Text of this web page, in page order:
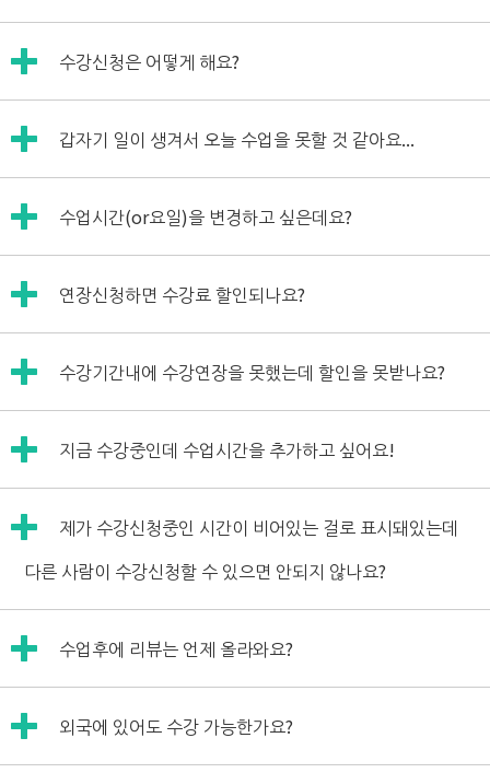
*신규 첫 후기 쿠폰 : 3,000원
신규강사님에게 처음으로 수강 후기를 작성해주신 고객님에
게 지급되는 쿠폰입니다.
*계절성 이벤트 쿠폰 : 미정
공휴일, 명절 등 비정기적으로 지급되는 쿠폰입니다.
쿠폰 금액에 대한 자세한 내용은 마이페이지 "수강후기" 메
해 증명서 단독으로만 나온 사진을 첨부해서 같이 보내주세
니 얼굴사진 찍으실 때는 꼭 마스크를 벗고 찍어주세요^^
사진 편집이 끝나면 웹사이트에 업로드 하기전에 고객님께 확
인 요청 드릴 예정이며 쿠폰은 사진이 업로드된 시점에 지급
됩니다.
윌메이트 증명서(영수증, 출석증, 수강확인증)는 PC로 마이
페이지 접속하셔서
오른쪽 상단의 "내정보" -> "계정관리" -> "수강이력"에 보
시면 출력하실 수 있습니다.
소속하신 회사에서 교육지원금을 받으시는 회원님들께서는
대부분 출석증과 카드영수증(카드사 사이트에서 출력)을 제
출해서 지원받고 계십니다.
수강신청은 어떻게 해요?
수강신청은 마이페이지 "수강신청" 메뉴에서 하실 수 있습니
다.
갑자기 일이 생겨서 오늘 수업을 못할 것 같아요...
수업을 못 받을 때는 보강요청하시면 다른 날에 보강을 받으
실 수 있습니다.
보강요청하는 법
1. 마이페이지-캘린더에서 수업날짜를 클릭한 후 보강요청
2. 강사님께 직접 말씀드려 보강요청
있습니다.
수업시간(or요일)을 변경하고 싶은데요?
윌메이트에서는 신청하신 수업시간을 언제든지 횟수 제한 없
이 변경하실 수 있습니다.
“마이페이지-각종변경요청-수업시간변경요청”을 통해 요청
해주시면 됩니다.
습니다.
"밤 9시"일 경우에는 "21시"라고 표기합니다.
시에 수강신청하시는 일이 없도록 각별히 유의해
주시기 바랍니다.
연장신청하면 수강료 할인되나요?
네, 할인됩니다.
수강연장신청은 마이페이지에 수강리뷰 옆있는 초록색 "연장
신청하기"버튼을 통해 진행하실 수 있습니다.
수강기간내(보강미포함)에만 해당 버튼이 활성화 되오니,
연장할인을 받길 원하실 경우에는 반드시 기간내에 연장신청
해주세요.
수강기간내에 수강연장을 못했는데 할인을 못받나요?
수강기간내(보강미포함)에 수강연장하시면 정규할인율(4
주:3% / 8주:4% / 12주:5%)이 적용되는데요,
수강기간이 이미 지났기 때문에 "연장하기" 버튼이 사라져서
연장신청하실 수 없을 경우에는,
정규할인율 적용은 안 되시고,
4주 연장시 1%,
마이페이지 수강신청 메뉴를 통해 연장하고자 하는 강사님의
드리도록 하겠습니다.
지금 수강중인데 수업시간을 추가하고 싶어요!
수업시간 늘리고 싶으시면 추가로 수강신청해주시면 되겠습
니다.
수업시작일 조정은 결제후에 마이페이지 각종변경요청 메뉴
를 선택해서 신청해주시면 되겠습니다.
제가 수강신청중인 시간이 비어있는 걸로 표시돼있는데
다른 사람이 수강신청할 수 있으면 안되지 않나요?
수강신청 페이지 타임테이블은
그 시간에 현재 수업진행중인 회원님에게 수강연장 우선권을
드리기 위해 다른 회원님께서 해당시간을 선택할 수 없게 되
어있습니다.
수강기간이 지나면 다른 회원님들도 선택할 수 있게 활성화됩
수업후에 리뷰는 언제 올라와요?
강사님 마다 조금씩 다르신데요,
빠른 강사님은 수업 끝나고 1시간 이내에 작성해주십니다.
외국에 있어도 수강 가능한가요?